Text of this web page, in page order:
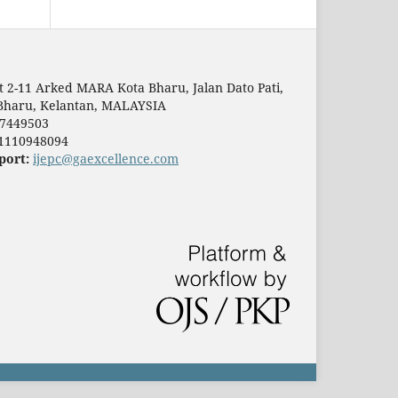
2-11 Arked MARA Kota Bharu, Jalan Dato Pati,
Kelantan, MALAYSIA
ijepc@gaexcellence.com